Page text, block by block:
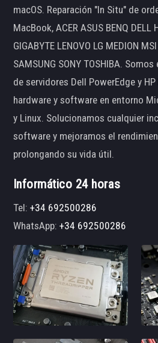
macOS. Reparación "In Situ" de
MacBook, ACER ASUS BENQ DELL
GIGABYTE LENOVO LG MEDION
SAMSUNG SONY TOSHIBA.
de servidores Dell PowerEdge y
hardware y software en entorno
y Linux. Solucionamos cualquier
software y mejoramos el
prolongando su vida útil.
Informático 24 horas
Tel:+34 692500286
WhatsApp:+34 692500286